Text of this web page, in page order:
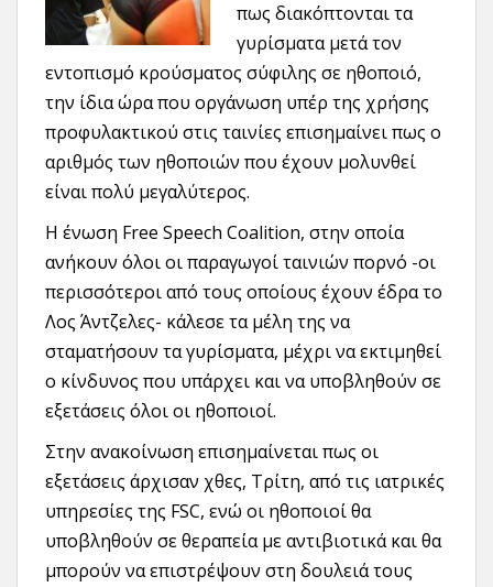
πως διακόπτονται τα
γυρίσματα μετά τον
εντοπισμό κρούσματος σύφιλης σε ηθοποιό,
την ίδια ώρα που οργάνωση υπέρ της χρήσης
προφυλακτικού στις ταινίες επισημαίνει πως ο
αριθμός των ηθοποιών που έχουν μολυνθεί
είναι πολύ μεγαλύτερος.
Η ένωση Free Speech Coalition, στην οποία
ανήκουν όλοι οι παραγωγοί ταινιών πορνό -οι
περισσότεροι από τους οποίους έχουν έδρα το
Λος Άντζελες- κάλεσε τα μέλη της να
σταματήσουν τα γυρίσματα, μέχρι να εκτιμηθεί
ο κίνδυνος που υπάρχει και να υποβληθούν σε
εξετάσεις όλοι οι ηθοποιοί.
Στην ανακοίνωση επισημαίνεται πως οι
εξετάσεις άρχισαν χθες, Τρίτη, από τις ιατρικές
υπηρεσίες της FSC, ενώ οι ηθοποιοί θα
υποβληθούν σε θεραπεία με αντιβιοτικά και θα
μπορούν να επιστρέψουν στη δουλειά τους